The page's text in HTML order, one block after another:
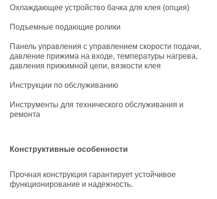
Охлаждающее устройство бачка для клея (опция)
Подъемные подающие ролики
Панель управления с управлением скорости подачи,
давление прижима на входе, температуры нагрева,
давления прижимной цепи, вязкости клея
Инструкции по обслуживанию
Инструменты для технического обслуживания и
ремонта
Конструктивные особенности
Прочная конструкция гарантирует устойчивое
функционирование и надежность.